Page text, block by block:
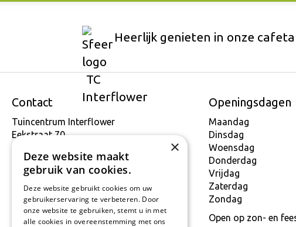
Heerlijk genieten in onze
Contact
Tuincentrum Interflower
Eekstraat 70
+32 934 806 03
info@interflower.be
Openingsdagen
Maandag
Dinsdag
Woensdag
Donderdag
Vrijdag
Zaterdag
Zondag
Open op zon- en
×
Deze website maakt
gebruik van cookies.
Deze website gebruikt cookies om uw
gebruikerservaring te verbeteren. Door
onze website te gebruiken, stemt u in met
alle cookies in overeenstemming met ons